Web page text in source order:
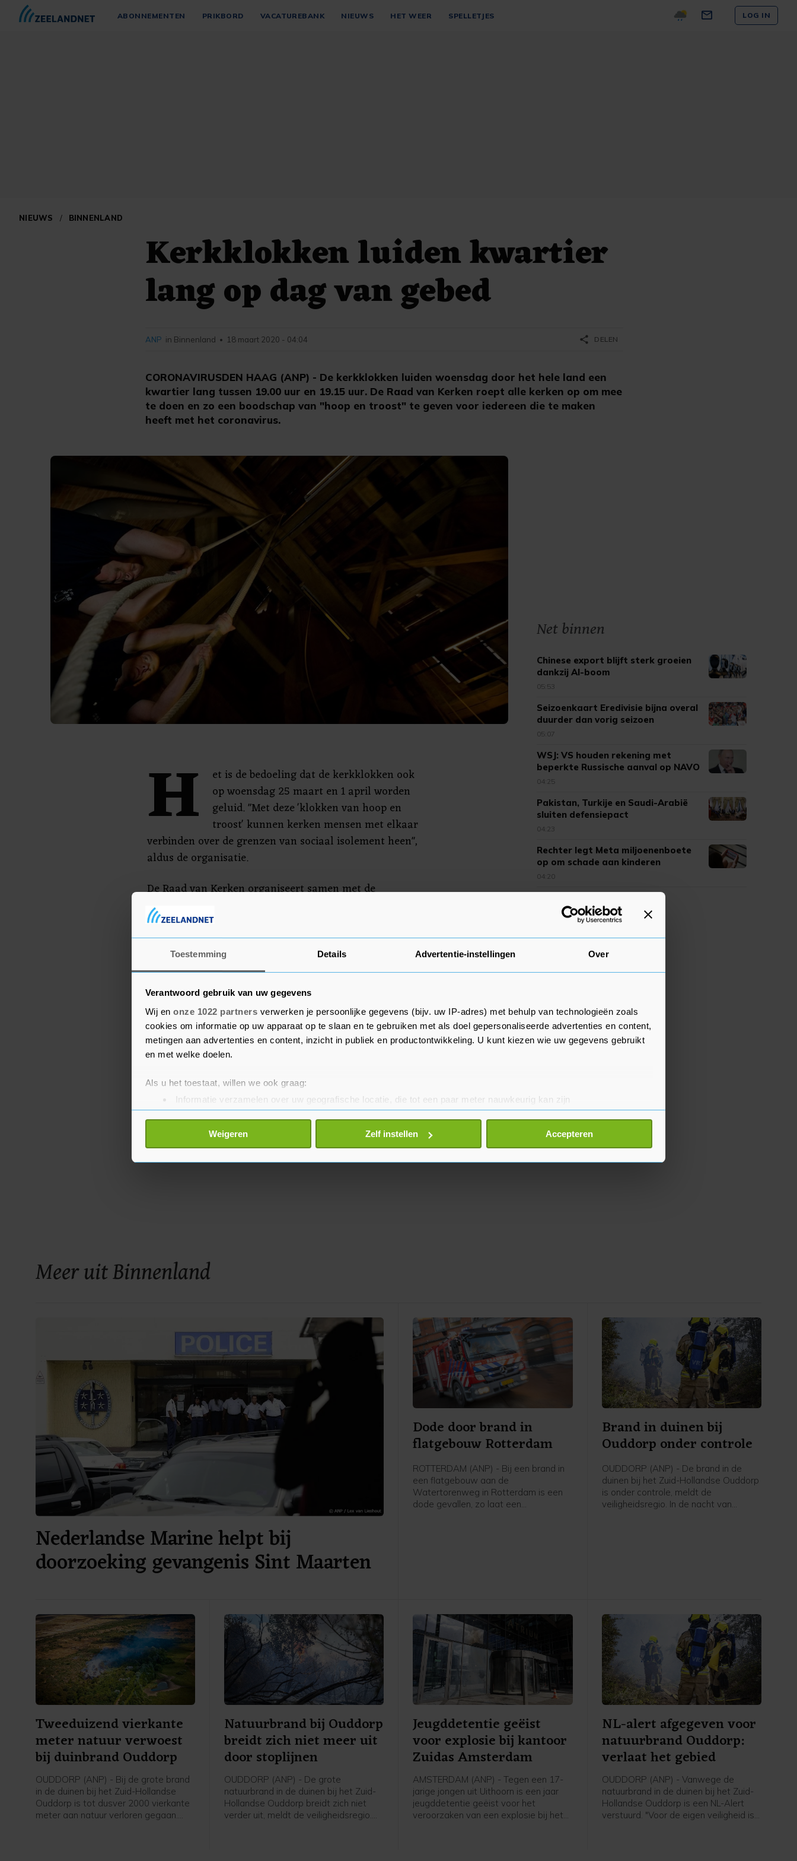
Toestemming Details Advertentie-instellingen Over
Verantwoord gebruik van uw gegevens
Wij en onze 1022 partners verwerken je persoonlijke gegevens (bijv. uw IP-adres) met behulp van technologieën zoals
cookies om informatie op uw apparaat op te slaan en te gebruiken met als doel gepersonaliseerde advertenties en content,
metingen aan advertenties en content, inzicht in publiek en productontwikkeling. U kunt kiezen wie uw gegevens gebruikt
en met welke doelen.
Als u het toestaat, willen we ook graag:
Informatie verzamelen over uw geografische locatie, die tot een paar meter nauwkeurig kan zijn
Uw apparaat identificeren door het actief te scannen op specifieke eigenschappen (fingerprinting)
Lees meer over hoe uw persoonlijke gegevens worden verwerkt en stel uw voorkeuren in het
detailgedeelte
toestemming op elk moment wijzigen of intrekken in de Cookieverklaring.
Weigeren Zelf instellen Accepteren
ABONNEMENTEN PRIKBORD VACATUREBANK NIEUWS HET WEER SPELLETJES LOG IN
NIEUWS / BINNENLAND
Kerkklokken luiden kwartier
lang op dag van gebed
CORONAVIRUSDEN HAAG (ANP) - De kerkklokken luiden woensdag door het hele land een
kwartier lang tussen 19.00 uur en 19.15 uur. De Raad van Kerken roept alle kerken op om mee
te doen en zo een boodschap van "hoop en troost" te geven voor iedereen die te maken
heeft met het coronavirus.
ANP in Binnenland • 18 maart 2020 - 04:04 share DELEN
H
et is de bedoeling dat de kerkklokken ook
op woensdag 25 maart en 1 april worden
geluid. "Met deze 'klokken van hoop en
troost' kunnen kerken mensen met elkaar
verbinden over de grenzen van sociaal isolement heen",
aldus de organisatie.
De Raad van Kerken organiseert samen met de
ChristenUnie, EO, Groot Nieuws Radio en
MissieNederland deze woensdag een Dag van Nationaal
Gebed. Om 09.00 uur, 12.00 uur en 15.00 uur zijn er
livestreams van de EO. Mensen kunnen die bekijken en
bidden "in deze onzekere tijden".
Meer uit Binnenland
Nederlandse Marine helpt bij
doorzoeking gevangenis Sint Maarten
Dode door brand in
flatgebouw Rotterdam
ROTTERDAM (ANP) - Bij een brand in
een flatgebouw aan de
Watertorenweg in Rotterdam is een
dode gevallen, zo laat een
Brand in duinen bij
Ouddorp onder controle
OUDDORP (ANP) - De brand in de
duinen bij het Zuid-Hollandse Ouddorp
is onder controle, meldt de
veiligheidsregio. In de nacht van
Tweeduizend vierkante
meter natuur verwoest
bij duinbrand Ouddorp
OUDDORP (ANP) - Bij de grote brand
in de duinen bij het Zuid-Hollandse
Ouddorp is tot dusver 2000 vierkante
meter aan natuur verloren gegaan.
Natuurbrand bij Ouddorp
breidt zich niet meer uit
door stoplijnen
OUDDORP (ANP) - De grote
natuurbrand in de duinen bij het Zuid-
Hollandse Ouddorp breidt zich niet
verder uit, meldt de veiligheidsregio.
Jeugddetentie geëist
voor explosie bij kantoor
Zuidas Amsterdam
AMSTERDAM (ANP) - Tegen een 17-
jarige jongen uit Uithoorn is een jaar
jeugddetentie geëist voor het
veroorzaken van een explosie bij het
NL-alert afgegeven voor
natuurbrand Ouddorp:
verlaat het gebied
OUDDORP (ANP) - Vanwege de
natuurbrand in de duinen bij het Zuid-
Hollandse Ouddorp is een NL-Alert
verstuurd. "Voor de eigen veiligheid is
Net binnen
Chinese export blijft sterk groeien
dankzij AI-boom
05:53
Seizoenkaart Eredivisie bijna overal
duurder dan vorig seizoen
05:07
WSJ: VS houden rekening met
beperkte Russische aanval op NAVO
04:25
Pakistan, Turkije en Saudi-Arabië
sluiten defensiepact
04:23
Rechter legt Meta miljoenenboete
op om schade aan kinderen
04:20